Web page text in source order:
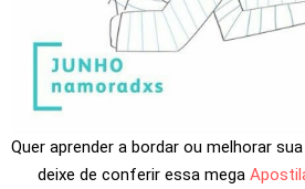
Quer aprender a bordar ou melhorar
deixe de conferir essa mega